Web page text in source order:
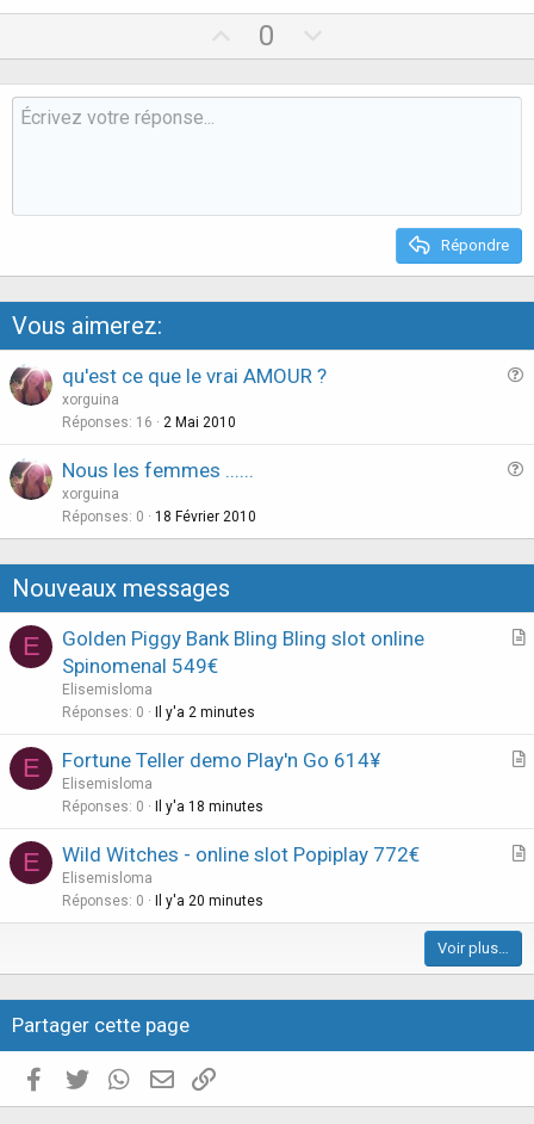
p
v
0
o
w
t
Répondre
Vous aimerez:
qu'est ce que le vrai AMOUR ?
xorguina
Réponses 16 2 Mai 2010
s
t
o
n
Nous les femmes ......
xorguina
Réponses 0 18 Février 2010
Nouveaux messages
E
A
l
Golden Piggy Bank Bling Bling slot online
Spinomenal 549€
Elisemisloma
Réponses 0 Il y'a 2 minutes
E
A
c
Fortune Teller demo Play'n Go 614¥
Elisemisloma
Réponses 0 Il y'a 18 minutes
E
A
i
l
e
Wild Witches - online slot Popiplay 772€
Elisemisloma
Réponses 0 Il y'a 20 minutes
Voir plus…
Partager cette page
Facebook
Twitter WhatsAppE-mail valide